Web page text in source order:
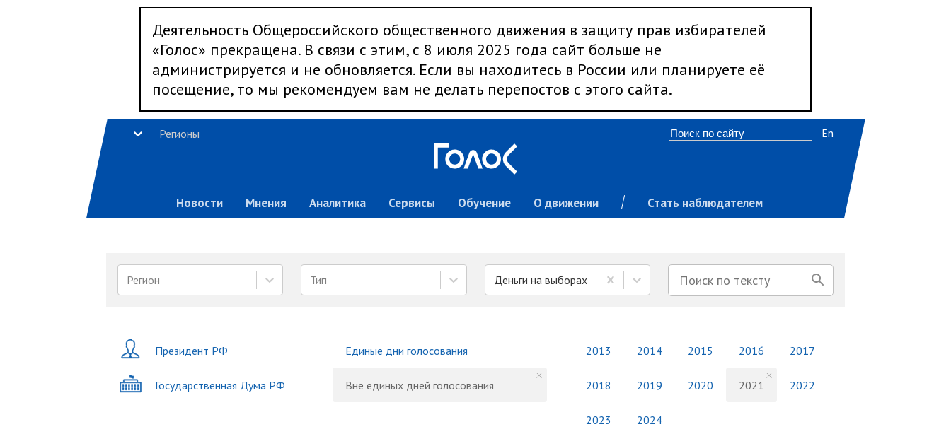
Деятельность Общероссийского общественного движения в защиту прав избирателей
«Голос» прекращена. В связи с этим, с 8 июля 2025 года сайт больше не
администрируется и не обновляется. Если вы находитесь в России или планируете её
посещение, то мы рекомендуем вам не делать перепостов с этого сайта.
Регионы
Новости Мнения Аналитика Сервисы Обучение О движении Стать наблюдателем
En
Регион Тип Деньги на выборах
Президент РФ
Государственная Дума РФ
Единые дни голосования
Вне единых дней голосования
2013 2014 2015 2016 2017
2018 2019 2020 2021 2022
2023 2024